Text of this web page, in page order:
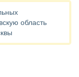
область